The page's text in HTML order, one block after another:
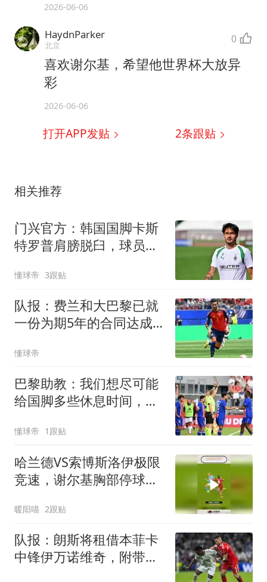
2026-06-06
HaydnParker
北京 0
喜欢谢尔基，希望他世界杯大放异
彩
2026-06-06
打开APP发贴 2条跟贴
相关推荐
门兴官方：韩国国脚卡斯
特罗普肩膀脱臼，球员预
懂球帝 3跟贴
队报：费兰和大巴黎已就
一份为期5年的合同达成
懂球帝
巴黎助教：我们想尽可能
给国脚多些休息时间，满
懂球帝 1跟贴
哈兰德VS索博斯洛伊极限
竞速，谢尔基胸部停球发
暖阳喵 2跟贴
队报：朗斯将租借本菲卡
中锋伊万诺维奇，附带买